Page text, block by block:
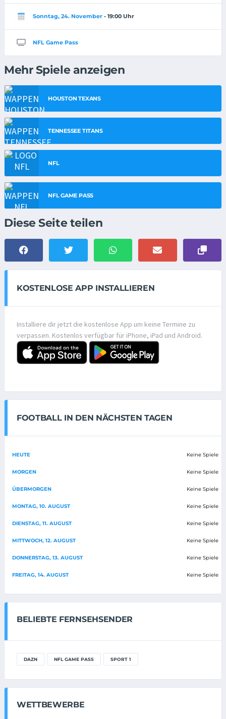
Sonntag, 24. November - 19:00 Uhr
NFL Game Pass
Mehr Spiele anzeigen
HOUSTON TEXANS
TENNESSEE TITANS
NFL
NFL GAME PASS
Diese Seite teilen
KOSTENLOSE APP INSTALLIEREN
Installiere dir jetzt die kostenlose App um keine Termine zu
verpassen. Kostenlos verfügbar für iPhone, iPad und Android.
FOOTBALL IN DEN NÄCHSTEN TAGEN
HEUTE Keine Spiele
MORGEN Keine Spiele
ÜBERMORGEN Keine Spiele
MONTAG, 10. AUGUST Keine Spiele
DIENSTAG, 11. AUGUST Keine Spiele
MITTWOCH, 12. AUGUST Keine Spiele
DONNERSTAG, 13. AUGUST Keine Spiele
FREITAG, 14. AUGUST Keine Spiele
BELIEBTE FERNSEHSENDER
DAZN NFL GAME PASS SPORT 1
WETTBEWERBE